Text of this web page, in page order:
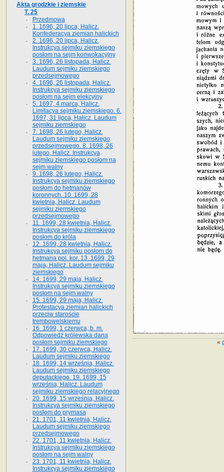
«
Akta grodzkie i ziemskie
T. 25
Przedmowa
1. 1696, 20 lipca, Halicz.
Konfederacya ziemian halickich
2. 1696, 20 lipca, Halicz.
Instrukcya sejmiku ziemskiego
posłom na sejm konwokacyjny
3. 1696, 26 listopada, Halicz.
Laudum sejmiku ziemskiego
przedsejmowego
4. 1696, 26 listopada, Halicz.
Instrukcya sejmiku ziemskiego
posłom na sejm elekcyjny
5. 1697, 4 marca, Halicz.
Limitacya sejmiku ziemskiego. 6.
1697, 31 lipca, Halicz. Laudum
sejmiku ziemskiego
7. 1698, 26 lutego, Halicz.
Laudum sejmiku ziemskiego
przedsejmowego. 8. 1698, 26
lutego, Halicz. Instrukcya
sejmiku ziemskiego posłom na
sejm walny
9. 1698, 26 lutego, Halicz.
Instrukcya sejmiku ziemskiego
posłom do hetmanów
koronnych. 10. 1699, 28
kwietnia, Halicz. Laudum
sejmiku ziemskiego
przedsejmowego
11. 1699, 28 kwietnia, Halicz.
Instrukcya sejmiku ziemskiego
posłom do króla
12. 1699, 28 kwietnia, Halicz.
Instrukcya sejmiku posłom do
hetmana pol. kor. 13. 1699, 29
maja, Halicz. Laudum sejmiku
ziemskiego
14. 1699, 29 maja, Halicz.
Instrukcya sejmiku ziemskiego
posłom na sejm walny
15. 1699, 29 maja, Halicz.
Protestacya ziemian halickich
przeciw staroście
trembowelskiemu
16. 1699, 1 czerwca, b. m.
Odpowiedź królewska dana
posłom sejmiku ziemskiego
17. 1699, 30 czerwca, Halicz.
Laudum sejmiku ziemskiego
18. 1699, 14 września, Halicz.
Laudum sejmiku ziemskiego
deputackiego. 19. 1699, 15
września, Halicz. Laudum
sejmiku ziemskiego relacyjnego
20. 1699, 15 września, Halicz.
Instrukcya sejmiku ziemskiego
posłom do prymasa
21. 1701, 11 kwietnia, Halicz.
Laudum sejmiku ziemskiego
przedsejmowego
22. 1701, 11 kwietnia, Halicz.
Instrukcya sejmiku ziemskiego
posłom na sejm walny
23. 1701, 11 kwietnia, Halicz.
Instrukcya sejmiku ziemskiego